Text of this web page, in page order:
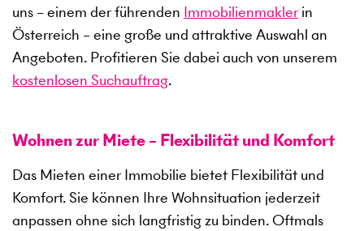
uns – einem der führenden Immobilienmakler in
Österreich – eine große und attraktive Auswahl an
Angeboten. Profitieren Sie dabei auch von unserem
kostenlosen Suchauftrag.
Wohnen zur Miete – Flexibilität und Komfort
Das Mieten einer Immobilie bietet Flexibilität und
Komfort. Sie können Ihre Wohnsituation jederzeit
anpassen ohne sich langfristig zu binden. Oftmals